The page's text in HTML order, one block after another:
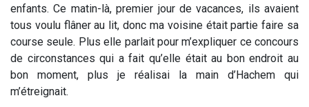
enfants. Ce matin-là, premier jour de vacances, ils avaient
tous voulu flâner au lit, donc ma voisine était partie faire sa
course seule. Plus elle parlait pour m’expliquer ce concours
de circonstances qui a fait qu’elle était au bon endroit au
bon moment, plus je réalisai la main d’Hachem qui
m’étreignait.